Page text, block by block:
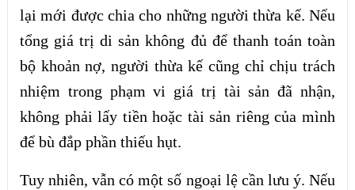
lại mới được chia cho những người thừa kế. Nếu
tổng giá trị di sản không đủ để thanh toán toàn
bộ khoản nợ, người thừa kế cũng chỉ chịu trách
nhiệm trong phạm vi giá trị tài sản đã nhận,
không phải lấy tiền hoặc tài sản riêng của mình
để bù đắp phần thiếu hụt.
Tuy nhiên, vẫn có một số ngoại lệ cần lưu ý. Nếu